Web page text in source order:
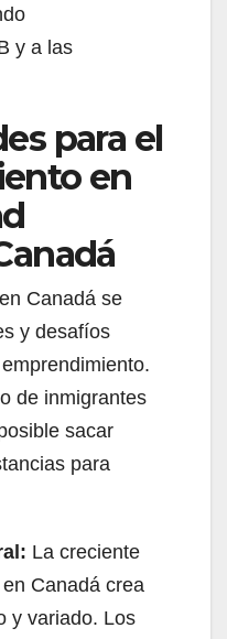
y a las
para el
en
Canadá se
y desafíos
de inmigrantes
sacar
para
La creciente
Canadá crea
y variado. Los